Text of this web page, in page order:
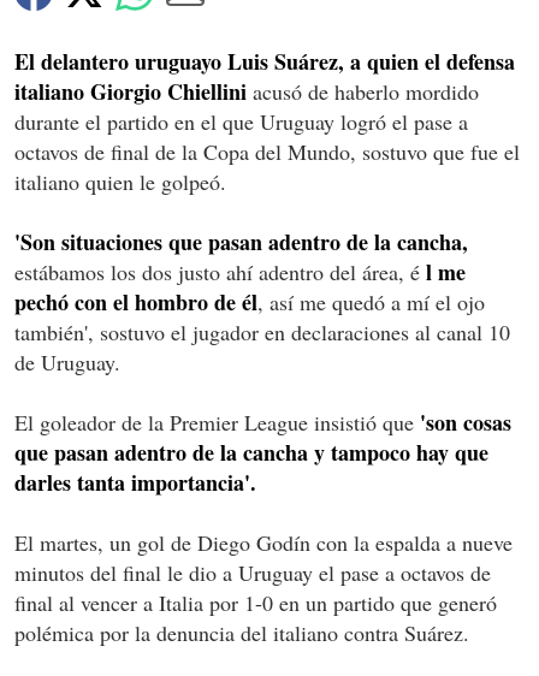
El delantero uruguayo Luis Suárez, a quien el defensa
italiano Giorgio Chiellini acusó de haberlo mordido
durante el partido en el que Uruguay logró el pase a
octavos de final de la Copa del Mundo, sostuvo que fue el
italiano quien le golpeó.
'Son situaciones que pasan adentro de la cancha,
estábamos los dos justo ahí adentro del área, é l me
pechó con el hombro de él, así me quedó a mí el ojo
también', sostuvo el jugador en declaraciones al canal 10
de Uruguay.
El goleador de la Premier League insistió que 'son cosas
que pasan adentro de la cancha y tampoco hay que
darles tanta importancia'.
El martes, un gol de Diego Godín con la espalda a nueve
minutos del final le dio a Uruguay el pase a octavos de
final al vencer a Italia por 1-0 en un partido que generó
polémica por la denuncia del italiano contra Suárez.